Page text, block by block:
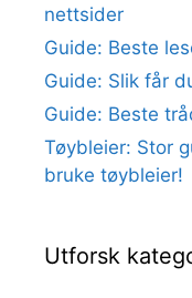
nettsider
Guide: Beste
Guide: Slik får
Guide: Beste
Tøybleier: Stor
bruke tøybleier!
Utforsk